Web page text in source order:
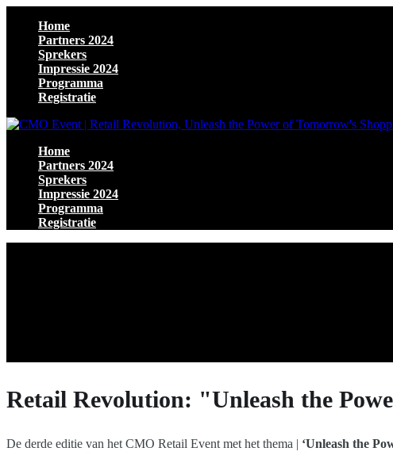
Home
Partners 2024
Sprekers
Impressie 2024
Programma
Registratie
Home
Partners 2024
Sprekers
Impressie 2024
Programma
Registratie
Retail Revolution: "Unleash the
De derde editie van het CMO Retail Event met het thema | ‘Unleash the